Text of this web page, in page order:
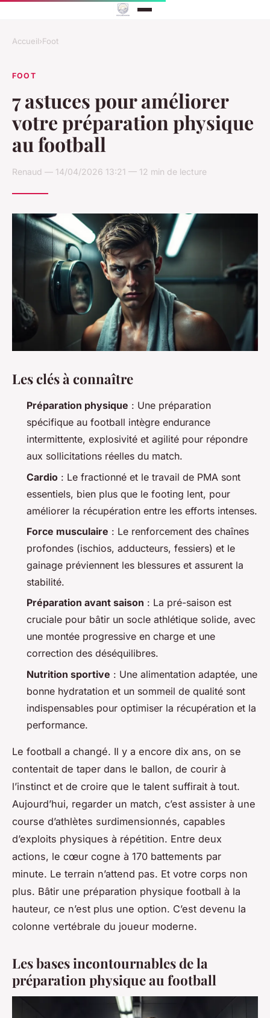
Accueil›Foot
FOOT
7 astuces pour améliorer
votre préparation physique
au football
Renaud — 14/04/2026 13:21 — 12 min de lecture
Les clés à connaître
Préparation physique : Une préparation
spécifique au football intègre endurance
intermittente, explosivité et agilité pour répondre
aux sollicitations réelles du match.
Cardio : Le fractionné et le travail de PMA sont
essentiels, bien plus que le footing lent, pour
améliorer la récupération entre les efforts intenses.
Force musculaire : Le renforcement des chaînes
profondes (ischios, adducteurs, fessiers) et le
gainage préviennent les blessures et assurent la
stabilité.
Préparation avant saison : La pré-saison est
cruciale pour bâtir un socle athlétique solide, avec
une montée progressive en charge et une
correction des déséquilibres.
Nutrition sportive : Une alimentation adaptée, une
bonne hydratation et un sommeil de qualité sont
indispensables pour optimiser la récupération et la
performance.
Le football a changé. Il y a encore dix ans, on se
contentait de taper dans le ballon, de courir à
l’instinct et de croire que le talent suffirait à tout.
Aujourd’hui, regarder un match, c’est assister à une
course d’athlètes surdimensionnés, capables
d’exploits physiques à répétition. Entre deux
actions, le cœur cogne à 170 battements par
minute. Le terrain n’attend pas. Et votre corps non
plus. Bâtir une préparation physique football à la
hauteur, ce n’est plus une option. C’est devenu la
colonne vertébrale du joueur moderne.
Les bases incontournables de la
préparation physique au football